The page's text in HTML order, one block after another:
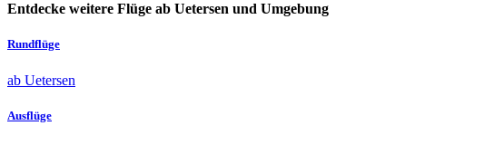
Entdecke weitere Flüge ab Uetersen und Umgebung
Rundflüge
ab Uetersen
Ausflüge